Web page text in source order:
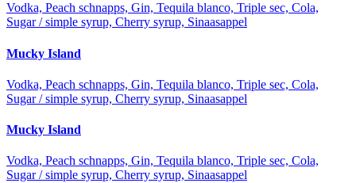
Vodka, Peach schnapps, Gin, Tequila blanco, Triple sec, Cola,
Sugar / simple syrup, Cherry syrup, Sinaasappel
Mucky Island
Vodka, Peach schnapps, Gin, Tequila blanco, Triple sec, Cola,
Sugar / simple syrup, Cherry syrup, Sinaasappel
Mucky Island
Vodka, Peach schnapps, Gin, Tequila blanco, Triple sec, Cola,
Sugar / simple syrup, Cherry syrup, Sinaasappel